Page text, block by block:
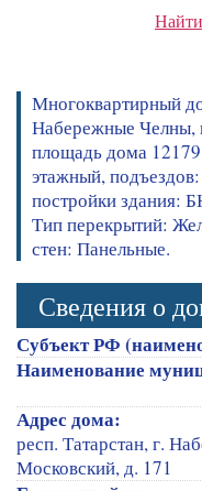
Многоквартирный
Набережные Челны,
площадь дома
этажный,
постройки здания:
Тип перекрытий:
стен: Панельные.
Сведения о
Субъект РФ
Наименование
Адрес дома:
респ. Татарстан, г.
Московский, д. 171